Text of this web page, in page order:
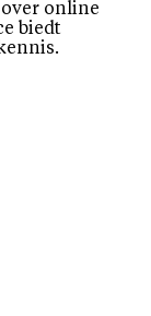
online
biedt